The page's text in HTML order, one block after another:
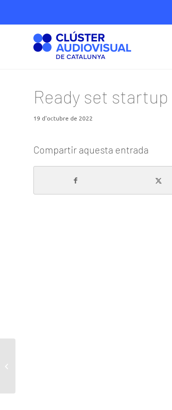
Ready set startup
19 d'octubre de 2022
Compartir aquesta entrada